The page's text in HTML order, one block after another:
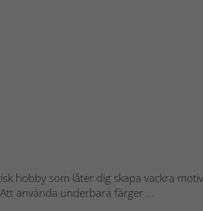
hobby som låter dig skapa vackra
använda underbara färger ...